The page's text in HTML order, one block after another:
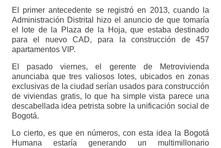
El primer antecedente se registró en 2013, cuando la
Administración Distrital hizo el anuncio de que tomaría
el lote de la Plaza de la Hoja, que estaba destinado
para el nuevo CAD, para la construcción de 457
apartamentos VIP.
El pasado viernes, el gerente de Metrovivienda
anunciaba que tres valiosos lotes, ubicados en zonas
exclusivas de la ciudad serían usados para construcción
de viviendas gratis, lo que ha simple vista parece una
descabellada idea petrista sobre la unificación social de
Bogotá.
Lo cierto, es que en números, con esta idea la Bogotá
Humana estaría generando un multimillonario